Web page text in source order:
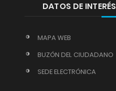
DATOS DE INTERÉS
MAPA WEB
BUZÓN DEL CIUDADANO
SEDE ELECTRÓNICA